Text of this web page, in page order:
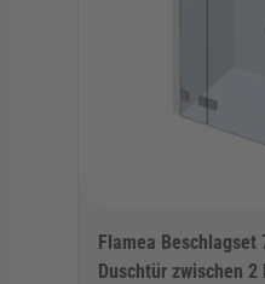
Flamea
Duschtür zwischen